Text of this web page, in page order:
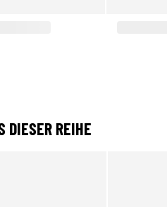
DIESER REIHE